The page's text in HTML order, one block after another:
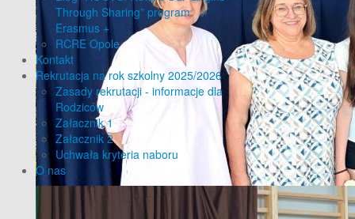
Through Sharing” program
Erasmus +
RCRE Opole
Kontakt
Rekrutacja na rok szkolny 2025/2026
Zasady rekrutacji - informacje dla
Rodziców
Załacznik 1
Załacznik 2
Uchwała kryteria naboru
O nas